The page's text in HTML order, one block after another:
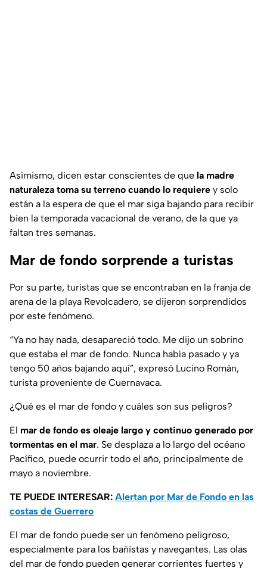
Asimismo, dicen estar conscientes de que la madre
naturaleza toma su terreno cuando lo requiere y solo
están a la espera de que el mar siga bajando para recibir
bien la temporada vacacional de verano, de la que ya
faltan tres semanas.
Mar de fondo sorprende a turistas
Por su parte, turistas que se encontraban en la franja de
arena de la playa Revolcadero, se dijeron sorprendidos
por este fenómeno.
“Ya no hay nada, desapareció todo. Me dijo un sobrino
que estaba el mar de fondo. Nunca había pasado y ya
tengo 50 años bajando aquí”, expresó Lucino Román,
turista proveniente de Cuernavaca.
¿Qué es el mar de fondo y cuáles son sus peligros?
El mar de fondo es oleaje largo y continuo generado por
tormentas en el mar. Se desplaza a lo largo del océano
Pacífico, puede ocurrir todo el año, principalmente de
mayo a noviembre.
TE PUEDE INTERESAR: Alertan por Mar de Fondo en las
costas de Guerrero
El mar de fondo puede ser un fenómeno peligroso,
especialmente para los bañistas y navegantes. Las olas
del mar de fondo pueden generar corrientes fuertes y